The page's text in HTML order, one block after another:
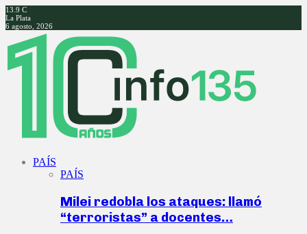
13.9 C
La Plata
6 agosto, 2026
Facebook
Twitter
Instagram
Youtube
PAÍS
PAÍS
Milei redobla los ataques: llamó
“terroristas” a docentes…